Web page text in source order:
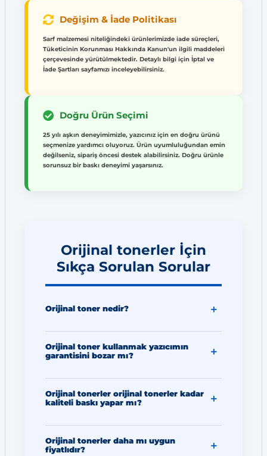
Değişim & İade Politikası
Sarf malzemesi niteliğindeki ürünlerimizde iade süreçleri,
Tüketicinin Korunması Hakkında Kanun'un ilgili maddeleri
çerçevesinde yürütülmektedir. Detaylı bilgi için İptal ve
İade Şartları sayfamızı inceleyebilirsiniz.
Doğru Ürün Seçimi
25 yılı aşkın deneyimimizle, yazıcınız için en doğru ürünü
seçmenize yardımcı oluyoruz. Ürün uyumluluğundan emin
değilseniz, sipariş öncesi destek alabilirsiniz. Doğru ürünle
sorunsuz bir baskı deneyimi yaşarsınız.
Orijinal tonerler İçin
Sıkça Sorulan Sorular
Orijinal toner nedir?
Orijinal toner kullanmak yazıcımın
garantisini bozar mı?
Orijinal tonerler orijinal tonerler kadar
kaliteli baskı yapar mı?
Orijinal tonerler daha mı uygun
fiyatlıdır?